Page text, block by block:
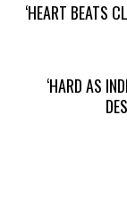
‘HEART BEATS
‘HARD AS